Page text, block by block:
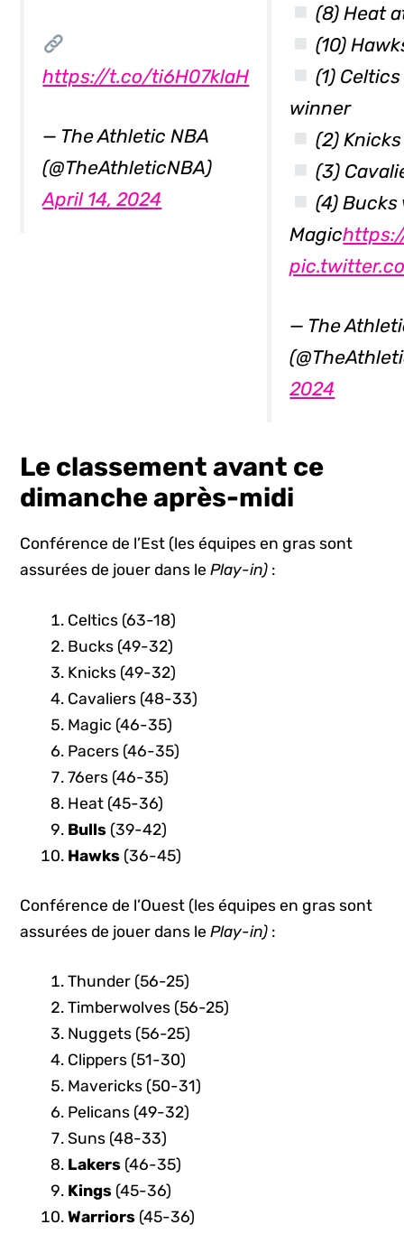
https://t.co/ti6H07klaH
— The Athletic NBA
(@TheAthleticNBA)
April 14, 2024
(8) Heat
(10)
(1)
winner
(2)
(3)
(4) Bucks
Magic
— The
2024
Le classement avant ce
dimanche après-midi
Conférence de l’Est (les équipes en gras sont
assurées de jouer dans lePlay-in) :
Celtics (63-18)
Bucks (49-32)
Knicks (49-32)
Cavaliers (48-33)
Magic (46-35)
Pacers (46-35)
76ers (46-35)
Heat (45-36)
Bulls (39-42)
Hawks (36-45)
Conférence de l’Ouest (les équipes en gras sont
assurées de jouer dans lePlay-in) :
Thunder (56-25)
Timberwolves (56-25)
Nuggets (56-25)
Clippers (51-30)
Mavericks (50-31)
Pelicans (49-32)
Suns (48-33)
Lakers (46-35)
Kings (45-36)
Warriors (45-36)